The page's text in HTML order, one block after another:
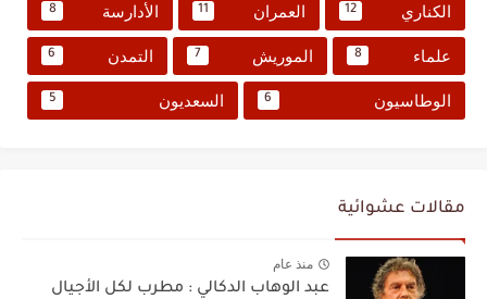
الكناري 12 العمران 11 الأدارسة 8
علماء 8 الموريش 7 التمدن 6
الوطاسيون 6 السعديون 5
مقالات عشوائية
منذ عام
عبد الوهاب الدكالي : مطرب لكل الأجيال